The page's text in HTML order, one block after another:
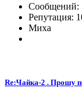
Сообщений:
Репутация:
Миха
Re:Чайка-2 . Прошу